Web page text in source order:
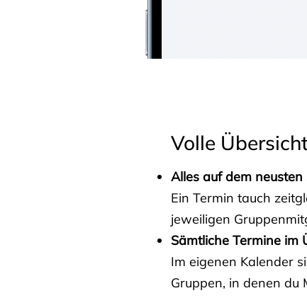
Volle
Alles auf dem neusten
Ein Termin tauch
jeweiligen
Sämtliche Termine im
Im eigenen Kalender
Gruppen, in denen du